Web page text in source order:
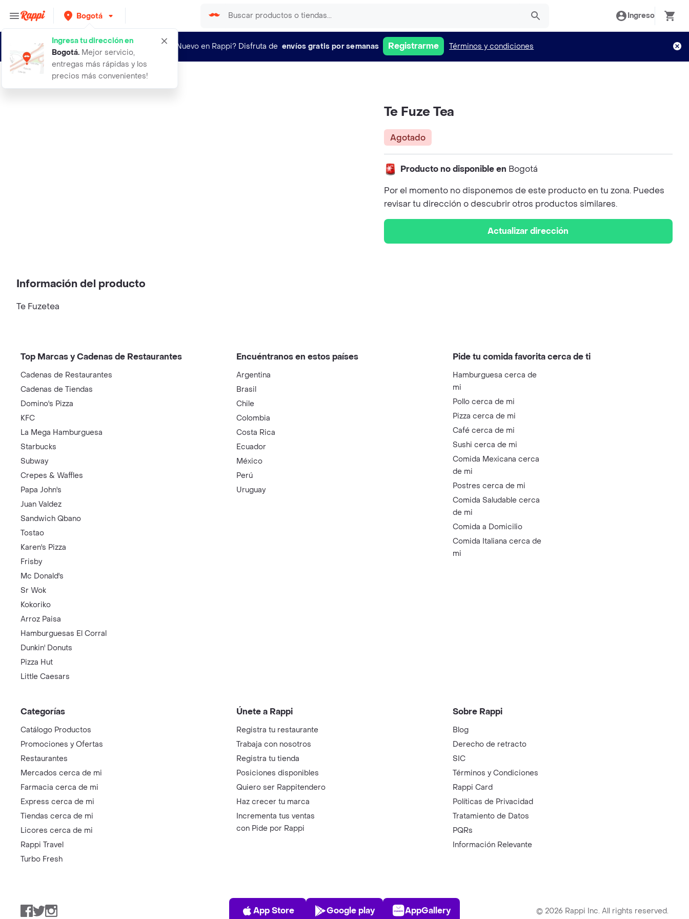
Bogotá
Ingresa tu dirección en
Bogotá. Mejor servicio,
entregas más rápidas y los
precios más convenientes!
Ingreso
¿Nuevo en Rappi? Disfruta de envíos gratis por semanas Registrarme Términos y condiciones
te fuze tea
Te Fuze Tea
Agotado
Producto no disponible en Bogotá
Por el momento no disponemos de este producto en tu zona. Puedes
revisar tu dirección o descubrir otros productos similares.
Actualizar dirección
Información del producto
Te Fuzetea
Top Marcas y Cadenas de Restaurantes
Cadenas de Restaurantes
Cadenas de Tiendas
Domino's Pizza
KFC
La Mega Hamburguesa
Starbucks
Subway
Crepes & Waffles
Papa John's
Juan Valdez
Sandwich Qbano
Tostao
Karen's Pizza
Frisby
Mc Donald's
Sr Wok
Kokoriko
Arroz Paisa
Hamburguesas El Corral
Dunkin' Donuts
Pizza Hut
Little Caesars
Encuéntranos en estos países
Argentina
Brasil
Chile
Colombia
Costa Rica
Ecuador
México
Perú
Uruguay
Pide tu comida favorita cerca de ti
Hamburguesa cerca de
mi
Pollo cerca de mi
Pizza cerca de mi
Café cerca de mi
Sushi cerca de mi
Comida Mexicana cerca
de mi
Postres cerca de mi
Comida Saludable cerca
de mi
Comida a Domicilio
Comida Italiana cerca de
mi
Categorías
Catálogo Productos
Promociones y Ofertas
Restaurantes
Mercados cerca de mi
Farmacia cerca de mi
Express cerca de mi
Tiendas cerca de mi
Licores cerca de mi
Rappi Travel
Turbo Fresh
Únete a Rappi
Registra tu restaurante
Trabaja con nosotros
Registra tu tienda
Posiciones disponibles
Quiero ser Rappitendero
Haz crecer tu marca
Incrementa tus ventas
con Pide por Rappi
Sobre Rappi
Blog
Derecho de retracto
SIC
Términos y Condiciones
Rappi Card
Políticas de Privacidad
Tratamiento de Datos
PQRs
Información Relevante
Facebook
TwitterInstagram
App Store
App Store
Play Store
Google play
AppGallery
AppGallery © 2026 Rappi Inc. All rights reserved.